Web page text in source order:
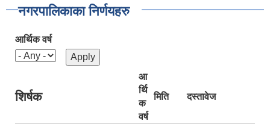
नगरपालिकाका निर्णयहरु
आर्थिक वर्ष
शिर्षक
आ
र्थि
क
वर्ष
मिति दस्तावेज